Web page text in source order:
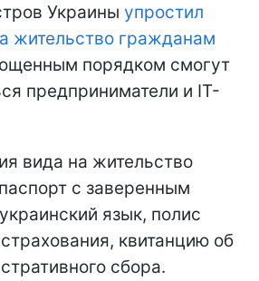
Украины упростил
жительство гражданам
порядком смогут
предприниматели и IT-
вида на жительство
с заверенным
язык, полис
квитанцию об
сбора.